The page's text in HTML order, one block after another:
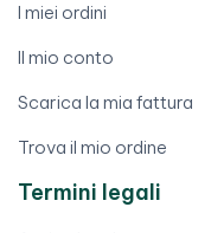
I miei ordini
Il mio conto
Scarica la mia fattura
Trova il mio ordine
Termini legali